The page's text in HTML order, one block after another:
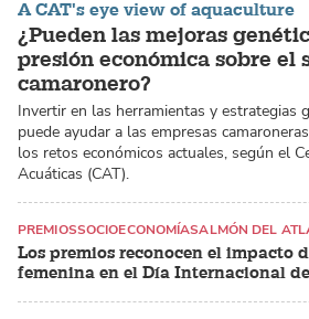
A CAT's eye view of aquaculture
¿Pueden las mejoras
presión económica sobre el
camaronero?
Invertir en las herramientas y estrategias
puede ayudar a las empresas
los retos económicos actuales, según el
Acuáticas (CAT).
Los premios reconocen el impacto
femenina en el Día Internacional
PREMIOSSOCIOECONOMÍASALMÓN DEL